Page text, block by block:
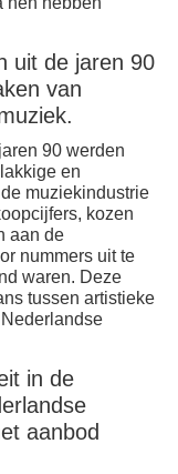
uit de jaren 90
van
90 werden
en
muziekindustrie
kozen
aan de
nummers uit te
waren. Deze
tussen artistieke
in de
aanbod